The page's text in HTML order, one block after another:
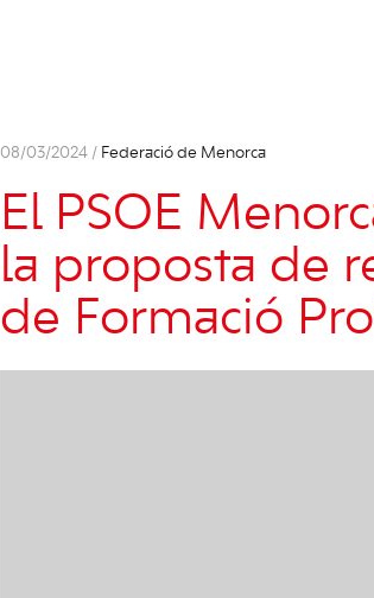
08/03/2024 / Federació de Menorca
El PSOE
la proposta de
de Formació